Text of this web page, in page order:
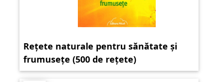
Rețete naturale pentru sănătate și
frumusețe (500 de rețete)